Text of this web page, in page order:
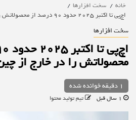
خانه
سخت افزارها
اچ‌پی تا اکتبر 2025 حدود 90 درصد از محصولاتش را در خارج از چین تولید می‌کند
سخت افزارها
محصولاتش را در خارج از
1 دقیقه خوانده شده
تیم تولید محتوا